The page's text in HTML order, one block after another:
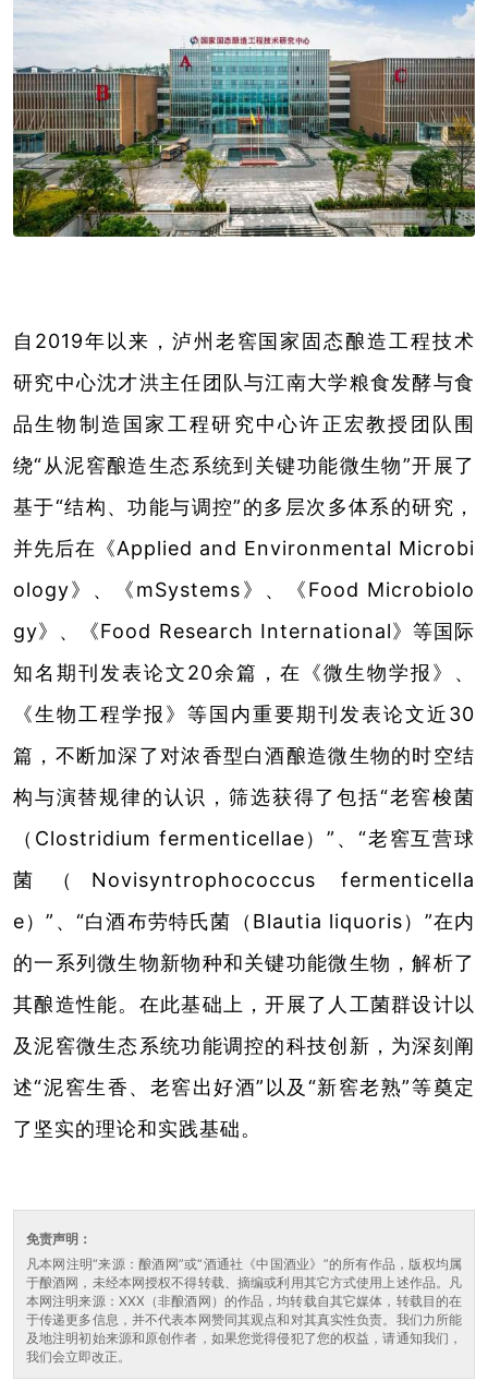
自2019年以来，泸州老窖国家固态酿造工程技术
研究中心沈才洪主任团队与江南大学粮食发酵与食
品生物制造国家工程研究中心许正宏教授团队围
绕“从泥窖酿造生态系统到关键功能微生物”开展了
基于“结构、功能与调控”的多层次多体系的研究，
并先后在《Applied and Environmental Microbi
ology》、《mSystems》、《Food Microbiolo
gy》、《Food Research International》等国际
知名期刊发表论文20余篇，在《微生物学报》、
《生物工程学报》等国内重要期刊发表论文近30
篇，不断加深了对浓香型白酒酿造微生物的时空结
构与演替规律的认识，筛选获得了包括“老窖梭菌
（Clostridium fermenticellae）”、“老窖互营球
菌（Novisyntrophococcus fermenticella
e）”、“白酒布劳特氏菌（Blautia liquoris）”在内
的一系列微生物新物种和关键功能微生物，解析了
其酿造性能。在此基础上，开展了人工菌群设计以
及泥窖微生态系统功能调控的科技创新，为深刻阐
述“泥窖生香、老窖出好酒”以及“新窖老熟”等奠定
了坚实的理论和实践基础。
免责声明：
凡本网注明“来源：酿酒网”或“酒通社《中国酒业》”的所有作品，版权均属
于酿酒网，未经本网授权不得转载、摘编或利用其它方式使用上述作品。凡
本网注明来源：XXX（非酿酒网）的作品，均转载自其它媒体，转载目的在
于传递更多信息，并不代表本网赞同其观点和对其真实性负责。我们力所能
及地注明初始来源和原创作者，如果您觉得侵犯了您的权益，请通知我们，
我们会立即改正。